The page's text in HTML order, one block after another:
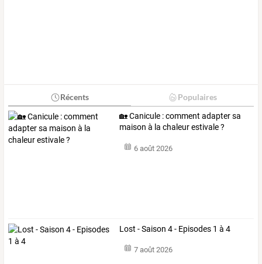
Récents Populaires
🏡 Canicule : comment adapter sa
maison à la chaleur estivale ?
6 août 2026
Lost - Saison 4 - Episodes 1 à 4
7 août 2026